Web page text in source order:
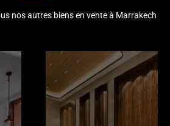
nos autres biens en vente à Marrakech